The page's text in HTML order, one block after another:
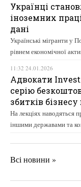
Українці
іноземних
дані
Українські мігранти у
рівнем економічної
11:32 24.01.2026
Адвокати
серію
збитків бізнесу
На лекціях наводяться
іншими державами та
Всі новини »